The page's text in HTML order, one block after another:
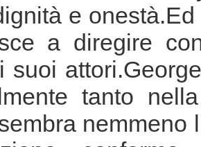
e
a diregire
suoi
tanto
nemmeno